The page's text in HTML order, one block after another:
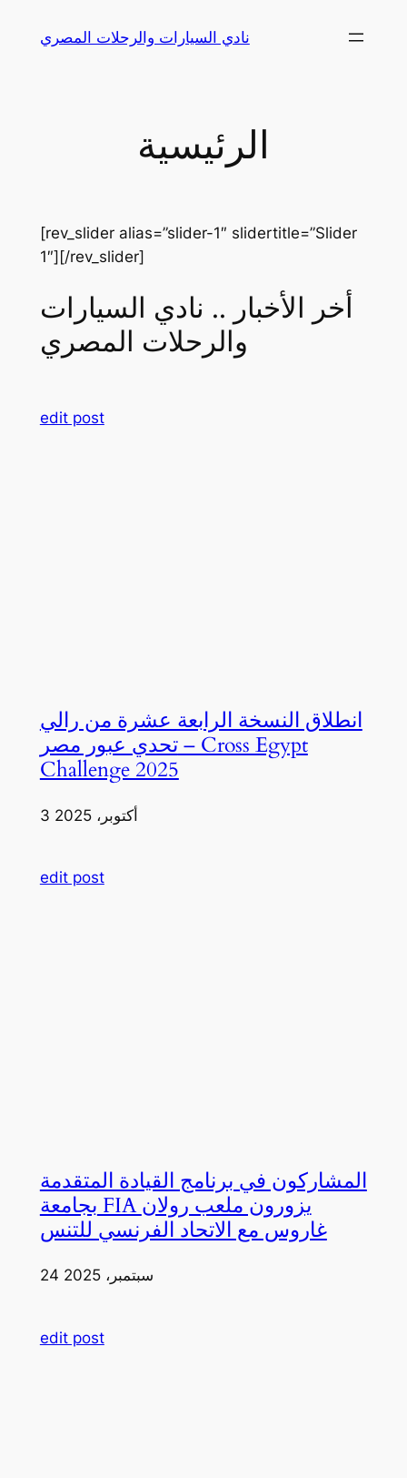
نادي السيارات والرحلات المصري
الرئيسية
[rev_slider alias=”slider-1″ slidertitle=”Slider
1″][/rev_slider]
أخر الأخبار .. نادي السيارات
والرحلات المصري
edit post
انطلاق النسخة الرابعة عشرة من رالي
تحدي عبور مصر – Cross Egypt
Challenge 2025
3 أكتوبر، 2025
edit post
المشاركون في برنامج القيادة المتقدمة
بجامعة FIA يزورون ملعب رولان
غاروس مع الاتحاد الفرنسي للتنس
24 سبتمبر، 2025
edit post